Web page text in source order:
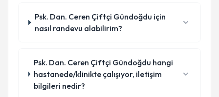
Psk. Dan. Ceren Çiftçi Gündoğdu için
nasıl randevu alabilirim?
Psk. Dan. Ceren Çiftçi Gündoğdu hangi
hastanede/klinikte çalışıyor, iletişim
bilgileri nedir?